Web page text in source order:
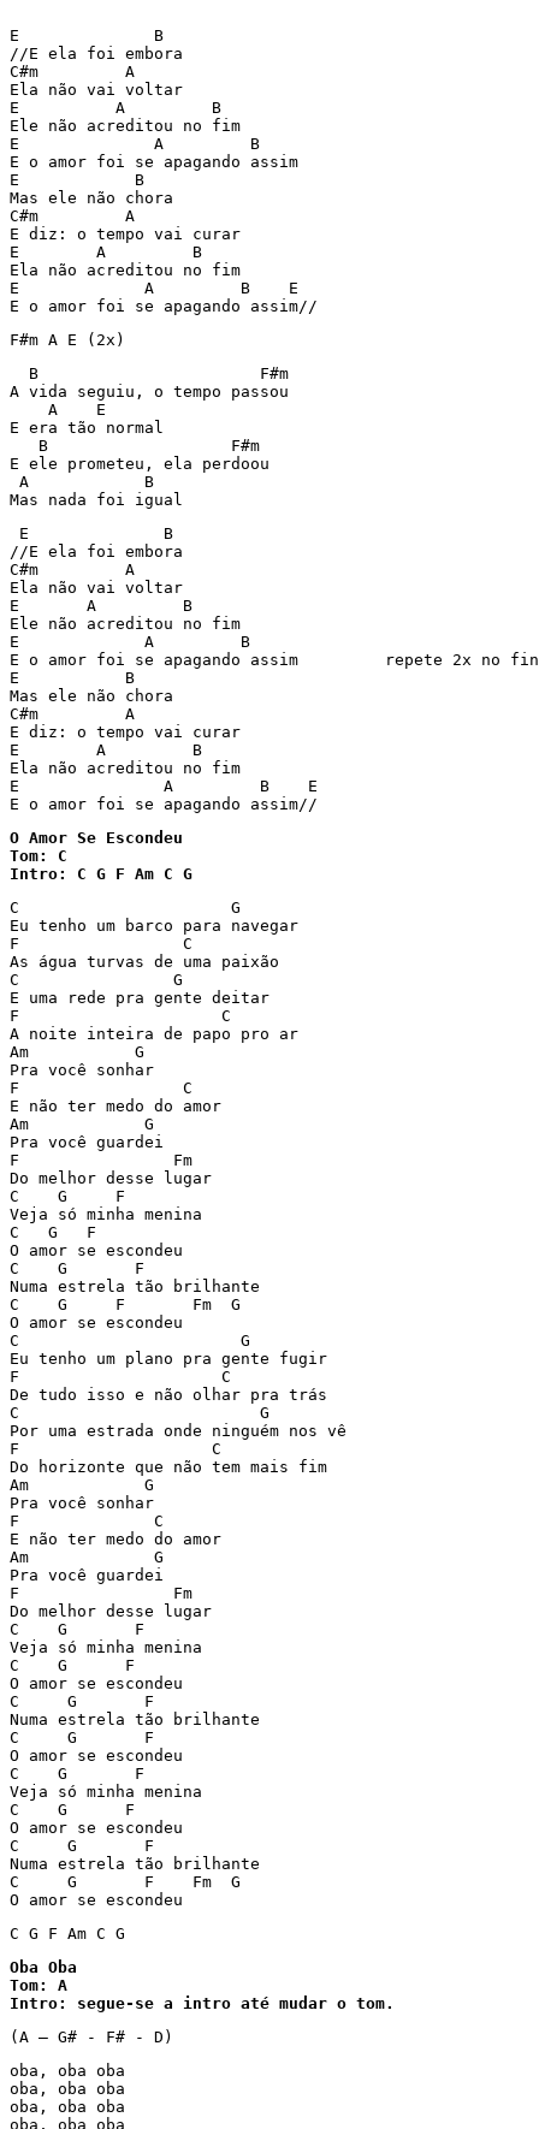
E              B
//E ela foi embora
C#m         A
Ela não vai voltar
E          A         B
Ele não acreditou no fim
E              A         B
E o amor foi se apagando assim
E            B
Mas ele não chora
C#m         A
E diz: o tempo vai curar
E        A         B
Ela não acreditou no fim
E             A         B    E
  B                       F#m
A vida seguiu, o tempo passou
    A    E
E era tão normal
   B                   F#m
E ele prometeu, ela perdoou
A            B
E              B
//E ela foi embora
C#m         A
Ela não vai voltar
E       A         B
Ele não acreditou no fim
E             A         B
E o amor foi se apagando assim         repete 2x no
E           B
Mas ele não chora
C#m         A
E diz: o tempo vai curar
E        A         B
Ela não acreditou no fim
E               A         B    E
O Amor Se Escondeu
Tom: C
Intro: C G F Am C G
C                      G
Eu tenho um barco para navegar
F                 C
As água turvas de uma paixão
C                G
E uma rede pra gente deitar
F                     C
A noite inteira de papo pro ar
Am           G
Pra você sonhar
F                 C
E não ter medo do amor
Am            G
Pra você guardei
F                Fm
Do melhor desse lugar
C    G     F
Veja só minha menina
C   G   F
O amor se escondeu
C    G       F
Numa estrela tão brilhante
C    G     F       Fm  G
O amor se escondeu
C                       G
Eu tenho um plano pra gente fugir
F                     C
De tudo isso e não olhar pra trás
C                         G
Por uma estrada onde ninguém nos vê
F                    C
Do horizonte que não tem mais fim
Am            G
Pra você sonhar
F              C
E não ter medo do amor
Am             G
Pra você guardei
F                Fm
Do melhor desse lugar
C    G       F
Veja só minha menina
C    G      F
O amor se escondeu
C     G       F
Numa estrela tão brilhante
C     G       F
O amor se escondeu
C    G       F
Veja só minha menina
C    G      F
O amor se escondeu
C     G       F
Numa estrela tão brilhante
C     G       F    Fm  G
O amor se escondeu
C G F Am C G
Oba Oba
Tom: A
Intro: segue-se a intro até mudar o tom.
(A – G# - F# - D)
oba, oba oba
oba, oba oba
oba, oba oba
oba, oba oba